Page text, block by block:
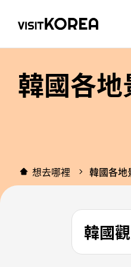
韓國各地
想去哪裡 韓國各地
韓國